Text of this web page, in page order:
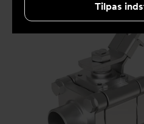
Tilpas